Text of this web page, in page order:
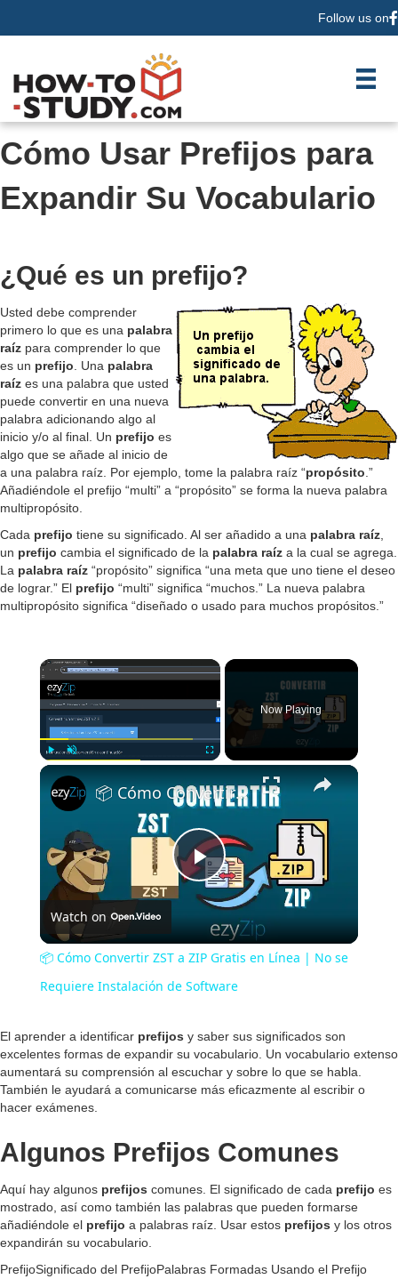
Follow us on
Cómo Usar Prefijos para
Expandir Su Vocabulario
¿Qué es un prefijo?
Usted debe comprender
primero lo que es una palabra
raíz para comprender lo que
es un prefijo . Una palabra
raíz es una palabra que usted
puede convertir en una nueva
palabra adicionando algo al
inicio y/o al final. Un prefijo es
algo que se añade al inicio de
a una palabra raíz. Por ejemplo, tome la palabra raíz “propósito .”
Añadiéndole el prefijo “multi” a “propósito” se forma la nueva palabra
multipropósito.
Cada prefijo tiene su significado. Al ser añadido a una palabra raíz
un prefijo cambia el significado de la palabra raíz a la cual se agrega.
La palabra raíz “propósito” significa “una meta que uno tiene el deseo
de lograr.” El prefijo “multi” significa “muchos.” La nueva palabra
multipropósito significa “diseñado o usado para muchos propósitos.”
Now Playing
P
l
a
y
V
i
d
📦 Cómo Convertir ZST a ZIP Gratis en Línea | No se Requiere Instalación de Software
Watch on
📦 Cómo Convertir ZST a ZIP Gratis en Línea | No se
Requiere Instalación de Software
El aprender a identificar prefijos y saber sus significados son
excelentes formas de expandir su vocabulario. Un vocabulario extenso
aumentará su comprensión al escuchar y sobre lo que se habla.
También le ayudará a comunicarse más eficazmente al escribir o
hacer exámenes.
Algunos Prefijos Comunes
Aquí hay algunos prefijos comunes. El significado de cada prefijo es
mostrado, así como también las palabras que pueden formarse
añadiéndole el prefijo a palabras raíz. Usar estos prefijos y los otros
expandirán su vocabulario.
PrefijoSignificado del PrefijoPalabras Formadas Usando el Prefijo